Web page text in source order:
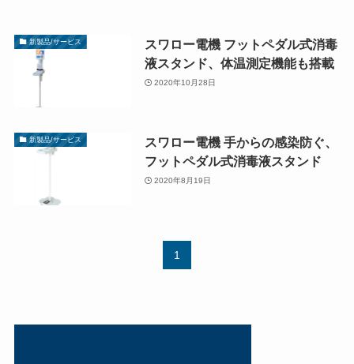
新製品/サービス
スワロー電機 フットペダル式消毒
液スタンド、体温測定機能も搭載
2020年10月28日
新製品/サービス
スワロー電機 手からの感染防ぐ、
フットペダル式消毒液スタンド
2020年8月19日
1